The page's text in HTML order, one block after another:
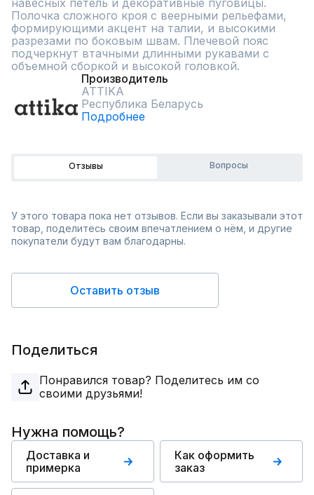
навесных петель и декоративные пуговицы.
Полочка сложного кроя с веерными рельефами,
формирующими акцент на талии, и высокими
разрезами по боковым швам. Плечевой пояс
подчеркнут втачными длинными рукавами с
объемной сборкой и высокой головкой.
Производитель
ATTIKA
Республика Беларусь
Подробнее
Отзывы Вопросы
У этого товара пока нет отзывов. Если вы заказывали этот
товар, поделитесь своим впечатлением о нём, и другие
покупатели будут вам благодарны.
Оставить отзыв
Поделиться
Понравился товар? Поделитесь им со
своими друзьями!
Нужна помощь?
Доставка и
примерка
Как оформить
заказ